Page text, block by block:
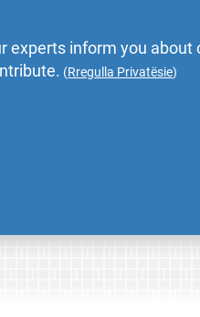
experts inform you
(Rregulla Privatësie)